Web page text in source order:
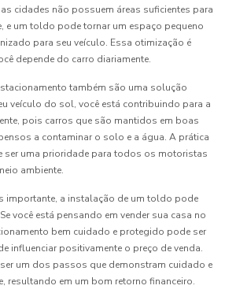
cidades não possuem áreas suficientes para
e um toldo pode tornar um espaço pequeno
para seu veículo. Essa otimização é
depende do carro diariamente.
também são uma solução
veículo do sol, você está contribuindo para a
pois carros que são mantidos em boas
a contaminar o solo e a água. A prática
ser uma prioridade para todos os motoristas
ambiente.
importante, a instalação de um toldo pode
você está pensando em vender sua casa no
bem cuidado e protegido pode ser
influenciar positivamente o preço de venda.
um dos passos que demonstram cuidado e
resultando em um bom retorno financeiro.